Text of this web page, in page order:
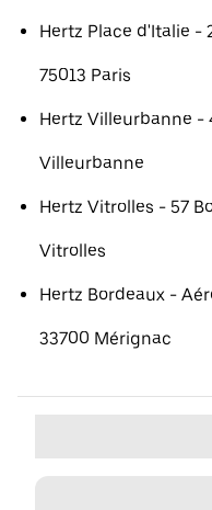
Hertz Place d'Italie -
75013 Paris
Hertz Villeurbanne -
Villeurbanne
Hertz Vitrolles - 57
Vitrolles
Hertz Bordeaux -
33700 Mérignac